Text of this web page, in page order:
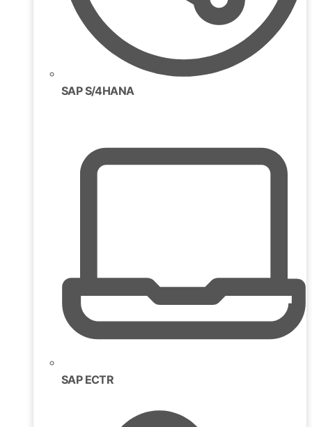
SAP S/4HANA
SAP ECTR